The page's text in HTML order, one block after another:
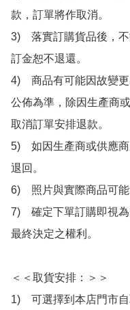
款，訂單將作取消。
3)　落實訂購貨品後，
訂金恕不退還。
4)　商品有可能因故變
公佈為準，除因生產商
取消訂單安排退款。
5)　如因生產商或供應
退回。
6)　照片與實際商品可
7)　確定下單訂購即視
最終決定之權利。
＜＜取貨安排：＞＞
1)　可選擇到本店門市